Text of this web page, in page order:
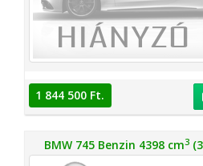
1 844 500 Ft.
BMW 745 Benzin 4398 cm3